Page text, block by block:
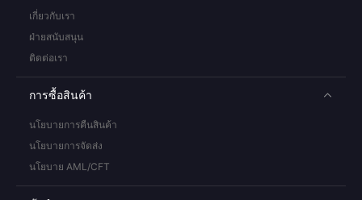
เกี่ยวกับเรา
ฝ่ายสนับสนุน
ติดต่อเรา
การซื้อสินค้า
นโยบายการคืนสินค้า
นโยบายการจัดส่ง
นโยบาย AML/CFT